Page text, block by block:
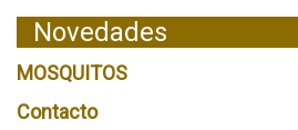
Novedades
MOSQUITOS
Contacto